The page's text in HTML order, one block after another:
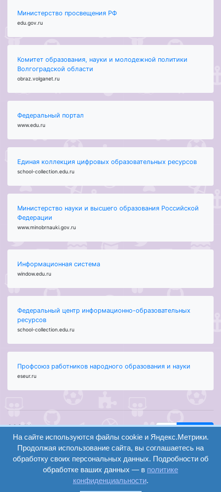
Министерство просвещения РФ
edu.gov.ru
Комитет образования, науки и молодежной политики
Волгоградской области
obraz.volganet.ru
Федеральный портал
www.edu.ru
Единая коллекция цифровых образовательных ресурсов
school-collection.edu.ru
Министерство науки и высшего образования Российской
Федерации
www.minobrnauki.gov.ru
Информационная система
window.edu.ru
Федеральный центр информационно-образовательных
ресурсов
school-collection.edu.ru
Профсоюз работников народного образования и науки
eseur.ru
ООО "Центр
образования и
консалтинга"
Волгоград 2008-
2026
вход
регистрация
Версия
сайта для
слабовидящих
На сайте используются файлы cookie и Яндекс.Метрики.
Продолжая использование сайта, вы соглашаетесь на
обработку своих персональных данных. Подробности об
обработке ваших данных — в политике
конфиденциальности.